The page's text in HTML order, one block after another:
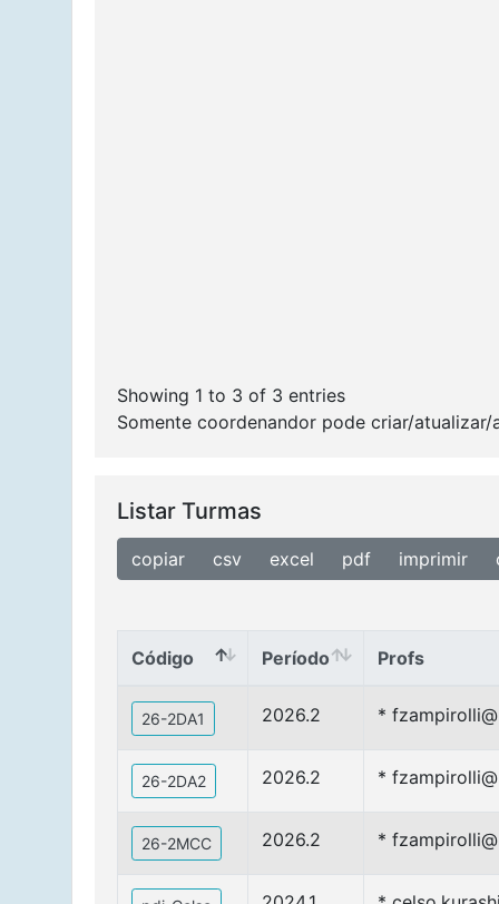
Showing 1 to 3 of 3 entries
Somente coordenandor pode criar/
Listar Turmas
copiar csv excel pdf imprimir
Código Período
Profs
Código
26-2DA1 2026.2 *
26-2DA2 2026.2 *
26-2MCC 2026.2 *